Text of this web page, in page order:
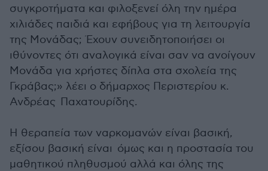
συγκροτήματα και φιλοξενεί όλη την ημέρα
χιλιάδες παιδιά και εφήβους για τη λειτουργία
της Μονάδας; Έχουν συνειδητοποιήσει οι
ιθύνοντες ότι αναλογικά είναι σαν να ανοίγουν
Μονάδα για χρήστες δίπλα στα σχολεία της
Γκράβας;» λέει ο δήμαρχος Περιστερίου κ.
Ανδρέας Παχατουρίδης.
Η θεραπεία των ναρκομανών είναι βασική,
εξίσου βασική είναι όμως και η προστασία του
μαθητικού πληθυσμού αλλά και όλης της